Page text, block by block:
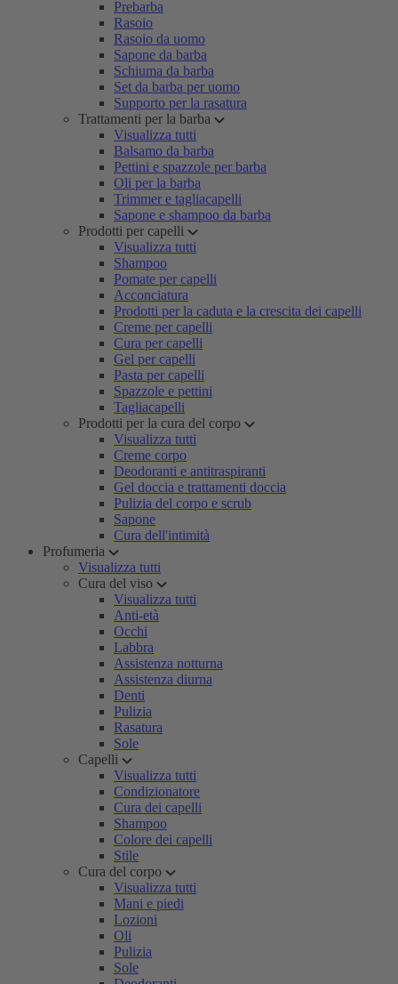
Prebarba
Rasoio
Rasoio da uomo
Sapone da barba
Schiuma da barba
Set da barba per uomo
Supporto per la rasatura
Trattamenti per la barba
Visualizza tutti
Balsamo da barba
Pettini e spazzole per barba
Oli per la barba
Trimmer e tagliacapelli
Sapone e shampoo da barba
Prodotti per capelli
Visualizza tutti
Shampoo
Pomate per capelli
Acconciatura
Prodotti per la caduta e la crescita dei capelli
Creme per capelli
Cura per capelli
Gel per capelli
Pasta per capelli
Spazzole e pettini
Tagliacapelli
Prodotti per la cura del corpo
Visualizza tutti
Creme corpo
Deodoranti e antitraspiranti
Gel doccia e trattamenti doccia
Pulizia del corpo e scrub
Sapone
Cura dell'intimità
Profumeria
Visualizza tutti
Cura del viso
Visualizza tutti
Anti-età
Occhi
Labbra
Assistenza notturna
Assistenza diurna
Denti
Pulizia
Rasatura
Sole
Capelli
Visualizza tutti
Condizionatore
Cura dei capelli
Shampoo
Colore dei capelli
Stile
Cura del corpo
Visualizza tutti
Mani e piedi
Lozioni
Oli
Pulizia
Sole